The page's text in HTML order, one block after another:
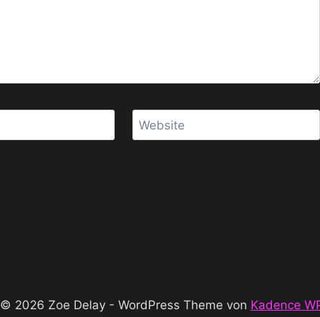
Website
© 2026 Zoe Delay - WordPress Theme von Kadence